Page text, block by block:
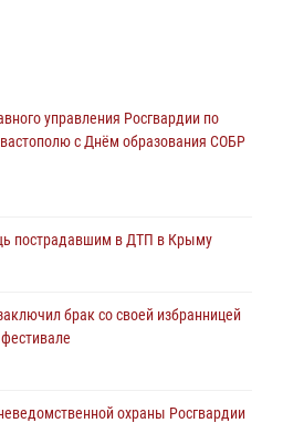
противоправные действия на
отметили День Крещения Руси
задержали подозреваемого
управления Росгвардии по
с Днём образования СОБР
пострадавшим в ДТП в Крыму
брак со своей избранницей
охраны Росгвардии